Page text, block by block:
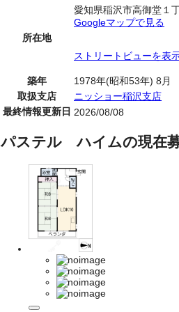
所在地
愛知県稲沢市高御堂１
Googleマップで見る
ストリートビューを表
築年
1978年(昭和53年) 8月
取扱支店
ニッショー稲沢支店
最終情報更新日 2026/08/08
パステル ハイムの現在